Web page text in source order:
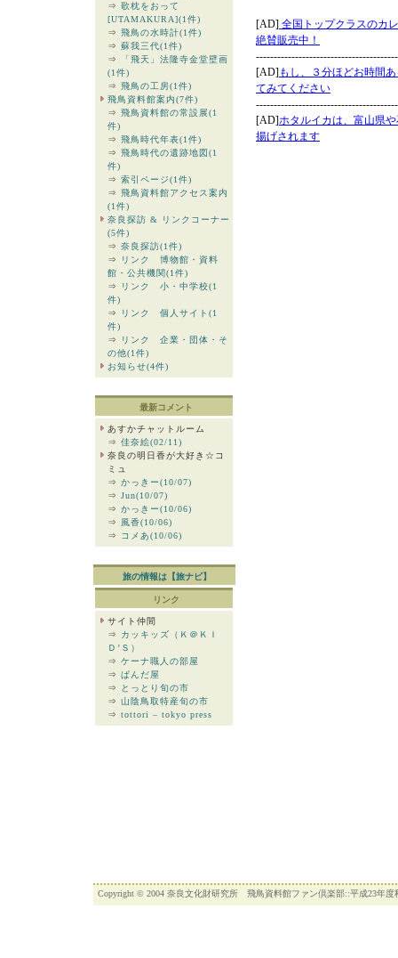
⇒ 歌枕をおって
[UTAMAKURA](1件)
⇒ 飛鳥の水時計(1件)
⇒ 蘇我三代(1件)
⇒
「飛天」法隆寺金堂壁画
(1件)
⇒ 飛鳥の工房(1件)
飛鳥資料館案内(7件)
⇒ 飛鳥資料館の常設展(1
件)
⇒ 飛鳥時代年表(1件)
⇒ 飛鳥時代の遺跡地図(1
件)
⇒ 索引ページ(1件)
⇒ 飛鳥資料館アクセス案内
(1件)
奈良探訪 & リンクコーナー
(5件)
⇒ 奈良探訪(1件)
⇒
リンク 博物館・資料
館・公共機関(1件)
⇒
リンク 小・中学校(1
件)
⇒
リンク 個人サイト(1
件)
⇒
リンク 企業・団体・そ
の他(1件)
お知らせ(4件)
最新コメント
あすかチャットルーム
⇒ 佳奈絵(02/11)
奈良の明日香が大好き☆コ
ミュ
⇒ かっきー(10/07)
⇒ Jun(10/07)
⇒ かっきー(10/06)
⇒ 風香(10/06)
⇒ コメあ(10/06)
旅の情報は【旅ナビ】
リンク
サイト仲間
⇒ カッキッズ（Ｋ＠ＫＩ
Ｄ’Ｓ）
⇒ ケーナ職人の部屋
⇒ ぱんだ屋
⇒
とっとり旬の市
⇒ 山陰鳥取特産旬の市
⇒ tottori – tokyo press
Copyright © 2004 奈良文化財研究所 飛鳥資料館ファン倶楽部::平成23年